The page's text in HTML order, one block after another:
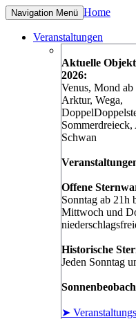
Navigation Menü Home
Veranstaltungen
Aktuelle
2026:
Venus, Mond ab
Arktur, Wega,
Schwan
Offene
Sonntag ab 21h
Mittwoch und
Historische
Jeden Sonntag
➤